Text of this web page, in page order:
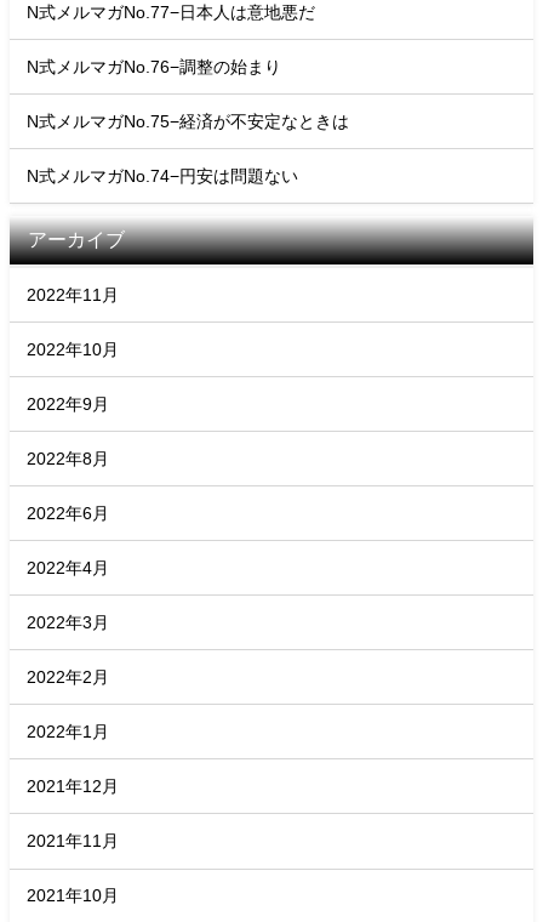
N式メルマガNo.77−日本人は意地悪だ
N式メルマガNo.76−調整の始まり
N式メルマガNo.75−経済が不安定なときは
N式メルマガNo.74−円安は問題ない
アーカイブ
2022年11月
2022年10月
2022年9月
2022年8月
2022年6月
2022年4月
2022年3月
2022年2月
2022年1月
2021年12月
2021年11月
2021年10月